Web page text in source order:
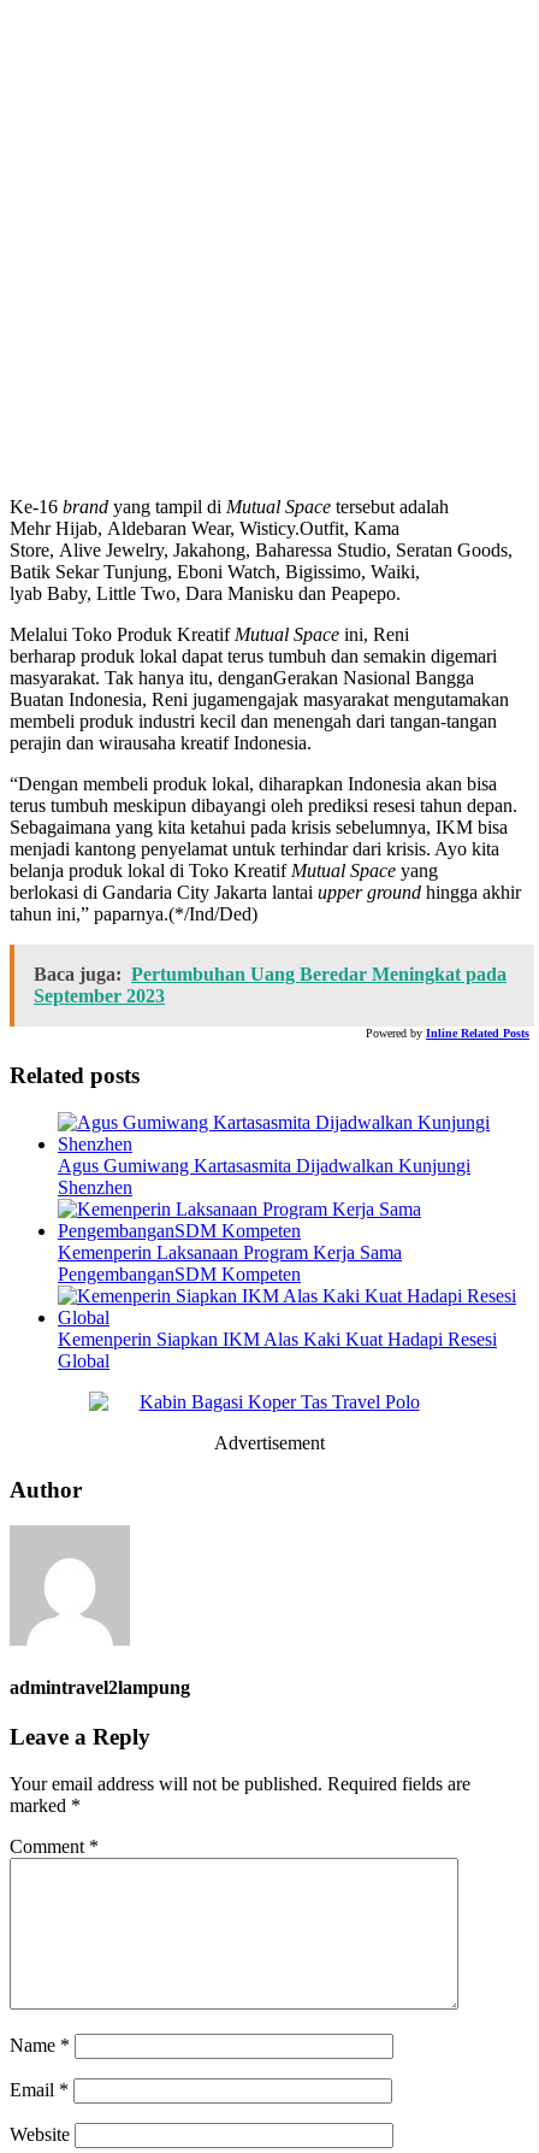
Ke-16 brand yang tampil di Mutual Space tersebut adalah
Mehr Hijab, Aldebaran Wear, Wisticy.Outfit, Kama
Store, Alive Jewelry, Jakahong, Baharessa Studio, Seratan Goods,
Batik Sekar Tunjung, Eboni Watch, Bigissimo, Waiki,
lyab Baby, Little Two, Dara Manisku dan Peapepo.
Melalui Toko Produk KreatifMutual Space ini, Reni
berharap produk lokal dapat terus tumbuh dan semakin digemari
masyarakat. Tak hanya itu, denganGerakan Nasional Bangga
Buatan Indonesia, Reni jugamengajak masyarakat mengutamakan
membeli produk industri kecil dan menengah dari tangan-tangan
perajin dan wirausaha kreatif Indonesia.
“Dengan membeli produk lokal, diharapkan Indonesia akan bisa
terus tumbuh meskipun dibayangi oleh prediksi resesi tahun depan.
Sebagaimana yang kita ketahui pada krisis sebelumnya, IKM bisa
menjadi kantong penyelamat untuk terhindar dari krisis. Ayo kita
belanja produk lokal di Toko KreatifMutual Space yang
berlokasi di Gandaria City Jakarta lantai upper ground hingga akhir
tahun ini,” paparnya.(*/Ind/Ded)
Baca juga: Pertumbuhan Uang Beredar Meningkat pada
September 2023
Powered by Inline Related Posts
Related posts
Agus Gumiwang Kartasasmita Dijadwalkan Kunjungi
Shenzhen
Kemenperin Laksanaan Program Kerja Sama
PengembanganSDM Kompeten
Kemenperin Siapkan IKM Alas Kaki Kuat Hadapi Resesi
Global
Advertisement
Author
admintravel2lampung
Leave a Reply
Your email address will not be published. Required fields are
marked *
Comment *
Name *
Email *
Website